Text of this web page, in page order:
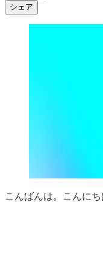
シェア
こんばんは。こんに